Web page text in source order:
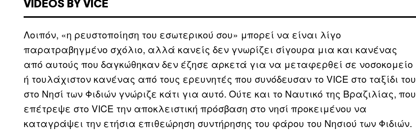
VIDEOS BY VICE
Λοιπόν, «η ρευστοποίηση του εσωτερικού σου» μπορεί να είναι λίγο
παρατραβηγμένο σχόλιο, αλλά κανείς δεν γνωρίζει σίγουρα μια και κανένας
από αυτούς που δαγκώθηκαν δεν έζησε αρκετά για να μεταφερθεί σε νοσοκομείο
ή τουλάχιστον κανένας από τους ερευνητές που συνόδευσαν το VICE στο ταξίδι του
στο Νησί των Φιδιών γνώριζε κάτι για αυτό. Ούτε και το Ναυτικό της Βραζιλίας, που
επέτρεψε στο VICE την αποκλειστική πρόσβαση στο νησί προκειμένου να
καταγράψει την ετήσια επιθεώρηση συντήρησης του φάρου του Νησιού των Φιδιών.